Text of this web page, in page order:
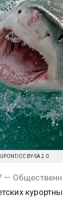
CC BY-SA 2.0
—